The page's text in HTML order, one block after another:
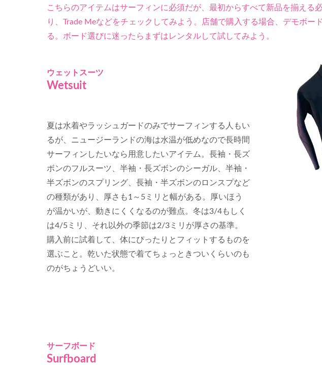
こちらのアイテムはサーフィンに必須だが、最初からすべて新品を揃える
り、Trade Meなどをチェックしてみよう。店舗で購入する場合、デモボー
る。ボード選びに迷ったらまずはレンタルして試してみよう。
ウェットスーツ
Wetsuit
夏は水着やラッシュガードのみでサーフィンする人もい
るが、ニュージーランドの海は水温が低めなので長時間
サーフィンしたいなら用意したいアイテム。長袖・長ズ
ボンのフルスーツ、半袖・長ズボンのシーガル、半袖・
半ズボンのスプリング、長袖・半ズボンのロンスプなど
の種類があり、厚さも1～5ミリと幅がある。厚いほう
が温かいが、動きにくくなるのが難点。冬は3/4もしく
は4/5ミリ、それ以外の季節は2/3ミリが厚さの基準。
購入前に試着して、体にぴったりとフィットするものを
選ぶこと。乾いた状態で着てちょっときついくらいのも
のがちょうどいい。
サーフボード
Surfboard